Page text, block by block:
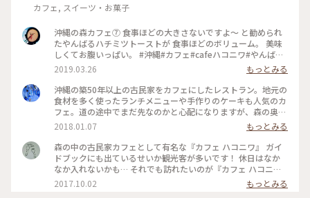
カフェ, スイーツ・お菓子
沖縄の森カフェ⑦ 食事ほどの大きさないですよ～ と勧められ
たやんばるハチミツトーストが 食事ほどのボリューム。 美味
しくてお腹いっぱい。 #沖縄#カフェ#cafeハコニワ#やんばる
ハチミツトースト#森カフェ
2019.03.26
もっとみる
沖縄の築50年以上の古民家をカフェにしたレストラン。地元の
食材を多く使ったランチメニューや手作りのケーキも人気のカ
フェ。道の途中でまだ先なのかと心配になりますが、森の奥に
ある素敵な古民家カフェでした。 #古民家カフェ #森の奥 #地
元食材 #落ち着いた雰囲気でゆったりできる
2018.01.07
もっとみる
森の中の古民家カフェとして有名な『カフェ ハコニワ』 ガイ
ドブックにも出ているせいか観光客が多いです！ 休日はなか
なか入れないかも… それでも訪れたいのが『カフェ ハコニ
ワ』 どこをとっても絵になります！ ランチは地元野菜を使っ
た体に優しいものばかり… 写真はランチ後のコーヒータイム～
2017.10.02 もっとみる